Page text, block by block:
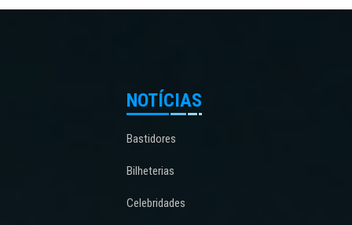
NOTÍCIAS
Bastidores
Bilheterias
Celebridades